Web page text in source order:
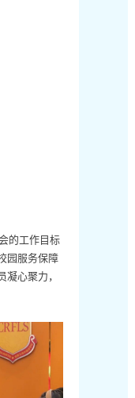
的工作目标
园服务保障
心聚力，